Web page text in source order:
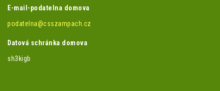
E-mail-podatelna domova
podatelna@csszampach.cz
Datová schránka domova
sh3kigb